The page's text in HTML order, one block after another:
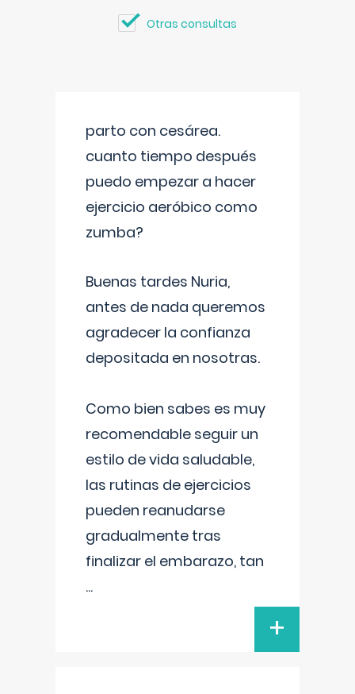
Otras consultas
parto con cesárea.
cuanto tiempo después
puedo empezar a hacer
ejercicio aeróbico como
zumba?
Buenas tardes Nuria,
antes de nada queremos
agradecer la confianza
depositada en nosotras.
Como bien sabes es muy
recomendable seguir un
estilo de vida saludable,
las rutinas de ejercicios
pueden reanudarse
gradualmente tras
finalizar el embarazo, tan
...
+